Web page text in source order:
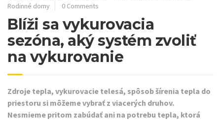
Rodinné domy
0 Comments
Blíži sa vykurovacia
sezóna, aký systém zvoliť
na vykurovanie
Zdroje tepla, vykurovacie telesá, spôsob šírenia tepla do
priestoru si môžeme vybrať z viacerých druhov.
Nesmieme pritom zabúdať ani na potrebu tepla, ktorá